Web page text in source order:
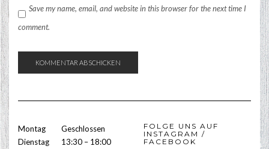
Save my name, email, and website in this browser for the next time I
comment.
Montag
Geschlossen
Dienstag
13:30 – 18:00
FOLGE UNS AUF
INSTAGRAM /
FACEBOOK